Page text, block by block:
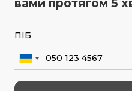
вами протягом 5